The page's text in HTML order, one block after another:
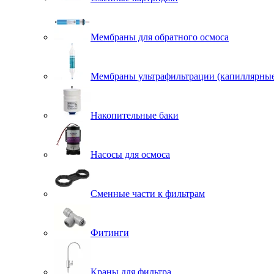
Мембраны для обратного осмоса
Мембраны ультрафильтрации
Накопительные баки
Насосы для осмоса
Сменные части к фильтрам
Фитинги
Краны для фильтра